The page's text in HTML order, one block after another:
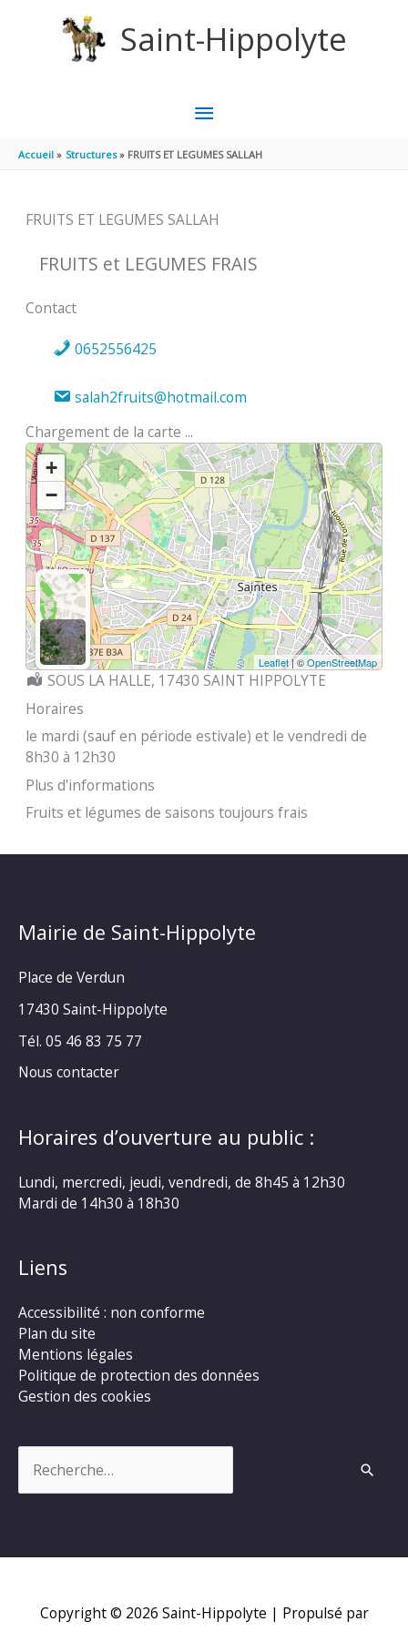
Saint-Hippolyte
MENU
PRINCIPAL
Accueil Structures FRUITS ET LEGUMES SALLAH
FRUITS ET LEGUMES SALLAH
FRUITS et LEGUMES FRAIS
Contact
0652556425
salah2fruits@hotmail.com
Chargement de la carte ...
+
−
Leaflet| ©OpenStreetMap
Localisation :
SOUS LA HALLE, 17430 SAINT HIPPOLYTE
Horaires
le mardi (sauf en période estivale) et le vendredi de
8h30 à 12h30
Plus d'informations
Fruits et légumes de saisons toujours frais
Mairie de Saint-Hippolyte
Place de Verdun
17430 Saint-Hippolyte
Tél. 05 46 83 75 77
Nous contacter
Horaires d’ouverture au public :
Lundi, mercredi, jeudi, vendredi, de 8h45 à 12h30
Mardi de 14h30 à 18h30
Liens
Accessibilité : non conforme
Plan du site
Mentions légales
Politique de protection des données
Gestion des cookies
Copyright © 2026 Saint-Hippolyte | Propulsé par